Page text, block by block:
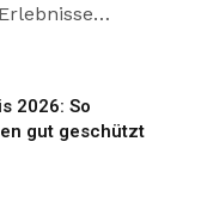
2026: So
gut geschützt